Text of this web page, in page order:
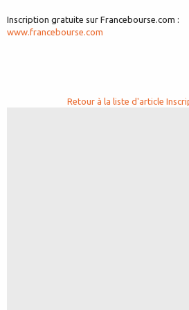
Inscription gratuite sur Francebourse.com :
www.francebourse.com
Retour à la liste d'article